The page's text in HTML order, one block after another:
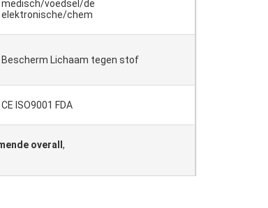
medisch/voedsel/de
elektronische/chem
Bescherm Lichaam tegen stof
CE ISO9001 FDA
overall ,